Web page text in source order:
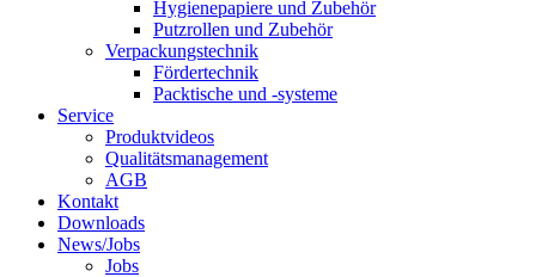
Hygienepapiere und Zubehör
Putzrollen und Zubehör
Verpackungstechnik
Fördertechnik
Packtische und -systeme
Service
Produktvideos
Qualitätsmanagement
AGB
Kontakt
Downloads
News/Jobs
Jobs